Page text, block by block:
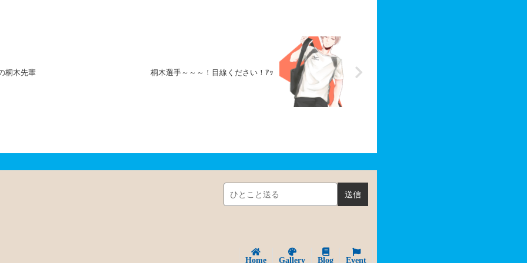
桐木先輩 桐木選手～～～！目線ください！ｱｯ
送信
Home Gallery Blog Event